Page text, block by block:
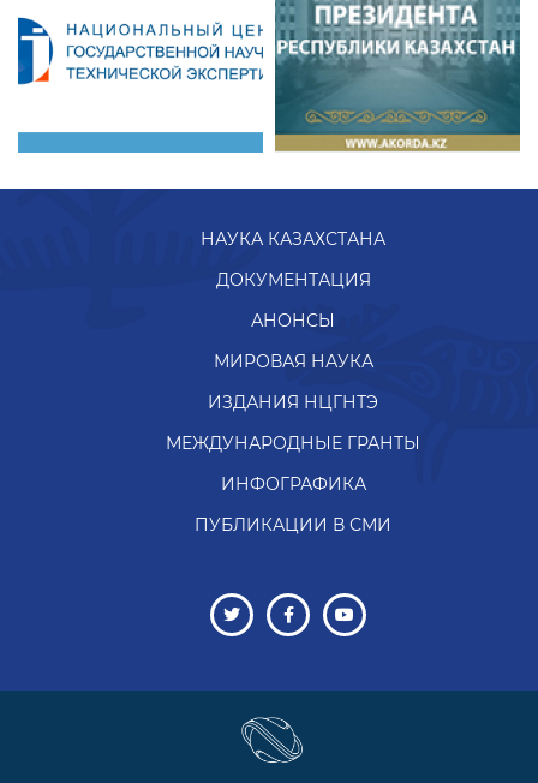
НАУКА КАЗАХСТАНА
ДОКУМЕНТАЦИЯ
АНОНСЫ
МИРОВАЯ НАУКА
ИЗДАНИЯ НЦГНТЭ
МЕЖДУНАРОДНЫЕ ГРАНТЫ
ИНФОГРАФИКА
ПУБЛИКАЦИИ В СМИ